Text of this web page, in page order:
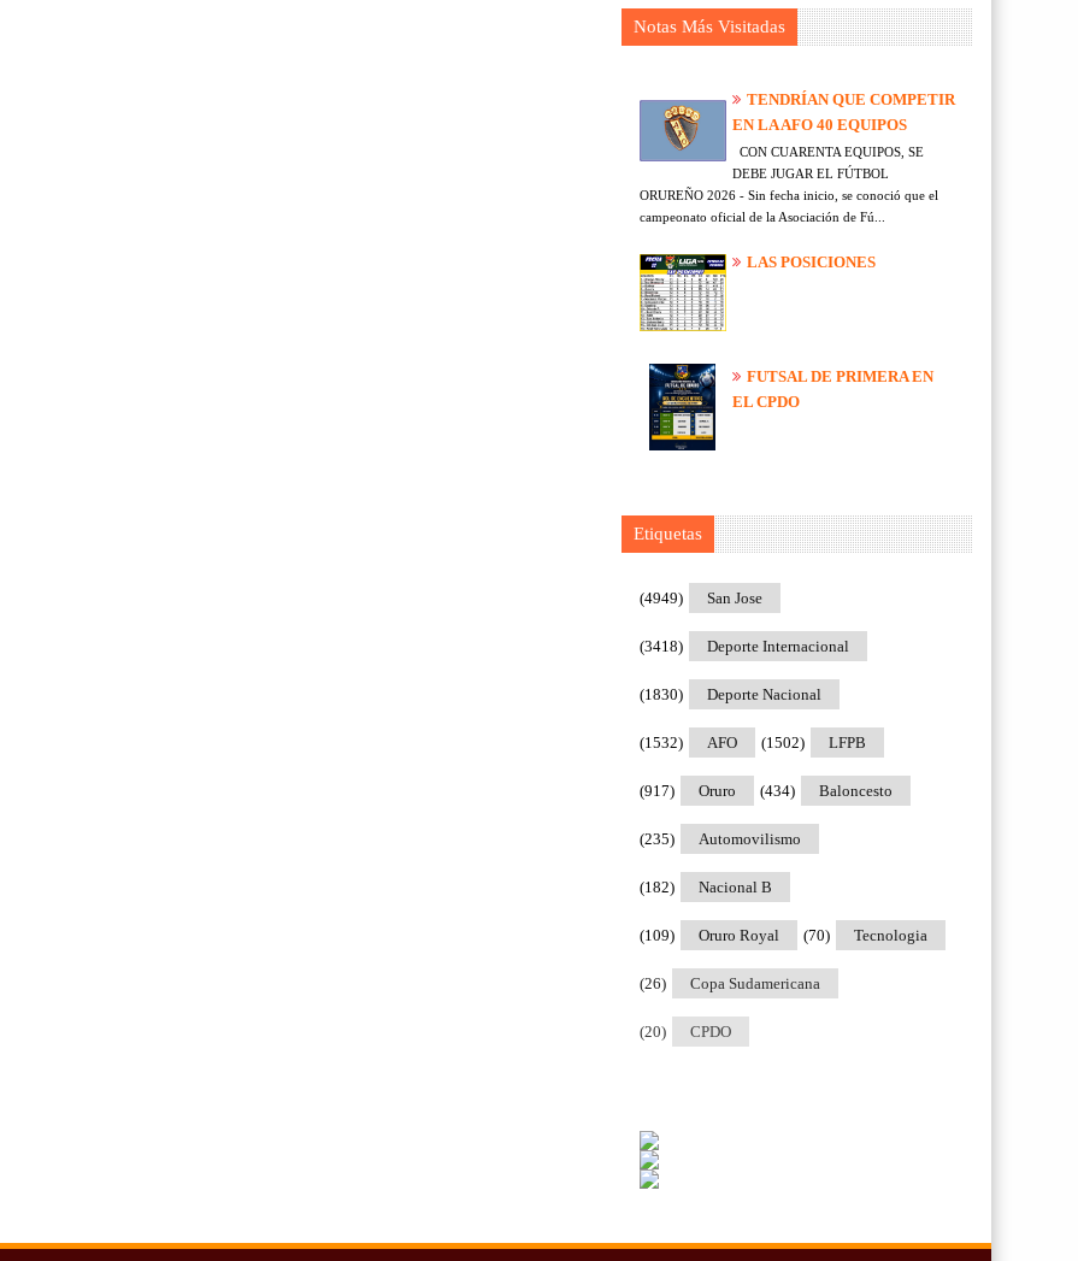
Notas Más Visitadas
TENDRÍAN QUE COMPETIR
EN LA AFO 40 EQUIPOS
CON CUARENTA EQUIPOS, SE
DEBE JUGAR EL FÚTBOL
ORUREÑO 2026 - Sin fecha inicio, se conoció que el
campeonato oficial de la Asociación de Fú...
LAS POSICIONES
FUTSAL DE PRIMERA EN
EL CPDO
Etiquetas
San Jose
(4949)
Deporte Internacional
(3418)
Deporte Nacional
(1830)
AFO
(1532) LFPB
(1502)
Oruro
(917) Baloncesto
(434)
Automovilismo
(235)
Nacional B
(182)
Oruro Royal
(109) Tecnologia
(70)
Copa Sudamericana
(26)
CPDO
(20)